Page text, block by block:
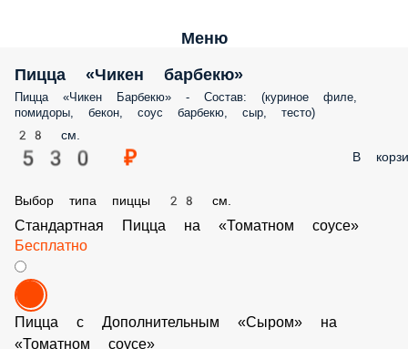
Меню
Пицца «Чикен барбекю»
Пицца «Чикен Барбекю» - Состав: (куриное филе,
помидоры, бекон, соус барбекю, сыр, тесто)
28 см.
530 ₽ В
Выбор типа пиццы 28 см.
Стандартная Пицца на «Томатном соусе»
Бесплатно
Пицца с Дополнительным «Сыром» на «Томатном